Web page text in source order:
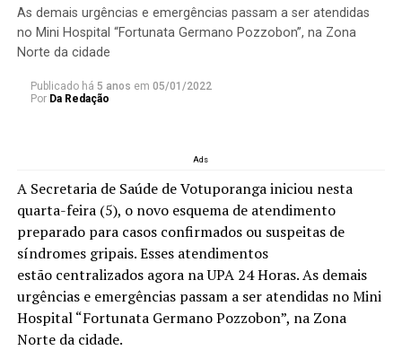
As demais urgências e emergências passam a ser atendidas
no Mini Hospital “Fortunata Germano Pozzobon”, na Zona
Norte da cidade
Publicado há 5 anos em 05/01/2022
Por Da Redação
Ads
A Secretaria de Saúde de Votuporanga iniciou nesta
quarta-feira (5), o novo esquema de atendimento
preparado para casos confirmados ou suspeitas de
síndromes gripais. Esses atendimentos
estão centralizados agora na UPA 24 Horas. As demais
urgências e emergências passam a ser atendidas no Mini
Hospital “Fortunata Germano Pozzobon”, na Zona
Norte da cidade.